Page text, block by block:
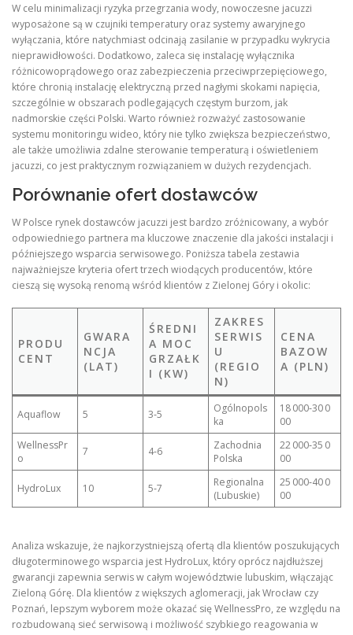
W celu minimalizacji ryzyka przegrzania wody, nowoczesne jacuzzi
wyposażone są w czujniki temperatury oraz systemy awaryjnego
wyłączania, które natychmiast odcinają zasilanie w przypadku wykrycia
nieprawidłowości. Dodatkowo, zaleca się instalację wyłącznika
różnicowoprądowego oraz zabezpieczenia przeciwprzepięciowego,
które chronią instalację elektryczną przed nagłymi skokami napięcia,
szczególnie w obszarach podlegających częstym burzom, jak
nadmorskie części Polski. Warto również rozważyć zastosowanie
systemu monitoringu wideo, który nie tylko zwiększa bezpieczeństwo,
ale także umożliwia zdalne sterowanie temperaturą i oświetleniem
jacuzzi, co jest praktycznym rozwiązaniem w dużych rezydencjach.
Porównanie ofert dostawców
W Polsce rynek dostawców jacuzzi jest bardzo zróżnicowany, a wybór
odpowiedniego partnera ma kluczowe znaczenie dla jakości instalacji i
późniejszego wsparcia serwisowego. Poniższa tabela zestawia
najważniejsze kryteria ofert trzech wiodących producentów, które
cieszą się wysoką renomą wśród klientów z Zielonej Góry i okolic:
PRODU
CENT
GWARA
NCJA
(LAT)
ŚREDNI
A MOC
GRZAŁK
I (KW)
ZAKRES
SERWIS
U
(REGIO
N)
CENA
BAZOW
A (PLN)
Aquaflow 5 3‑5
Ogólnopols
ka
18 000‑30 0
00
WellnessPr
o
7 4‑6
Zachodnia
Polska
22 000‑35 0
00
HydroLux 10 5‑7
Regionalna
(Lubuskie)
25 000‑40 0
00
Analiza wskazuje, że najkorzystniejszą ofertą dla klientów poszukujących
długoterminowego wsparcia jest HydroLux, który oprócz najdłuższej
gwarancji zapewnia serwis w całym województwie lubuskim, włączając
Zieloną Górę. Dla klientów z większych aglomeracji, jak Wrocław czy
Poznań, lepszym wyborem może okazać się WellnessPro, ze względu na
rozbudowaną sieć serwisową i możliwość szybkiego reagowania w